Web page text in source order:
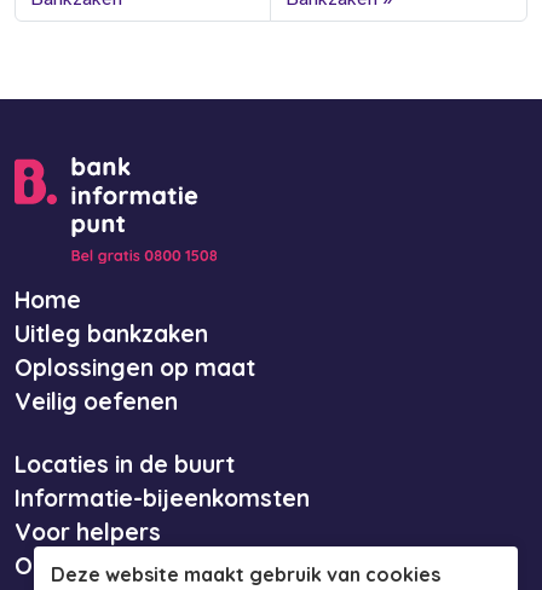
Home
Uitleg bankzaken
Oplossingen op maat
Veilig oefenen
Locaties in de buurt
Informatie-bijeenkomsten
Voor helpers
Over ons
Deze website maakt gebruik van cookies